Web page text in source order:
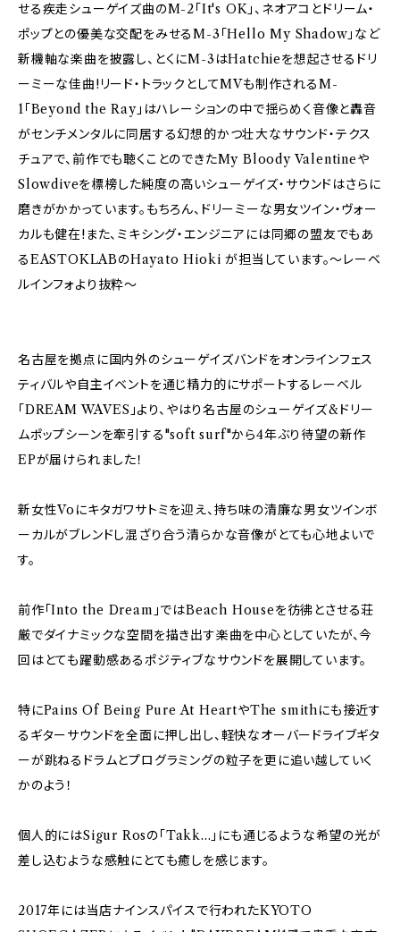
せる疾走シューゲイズ曲のM-2「It's OK」、ネオアコとドリーム・
ポップとの優美な交配をみせるM-3「Hello My Shadow」など
新機軸な楽曲を披露し、とくにM-3はHatchieを想起させるドリ
ーミーな佳曲!リード・トラックとしてMVも制作されるM-
1「Beyond the Ray」はハレーションの中で揺らめく音像と轟音
がセンチメンタルに同居する幻想的かつ壮大なサウンド・テクス
チュアで、前作でも聴くことのできたMy Bloody Valentineや
Slowdiveを標榜した純度の高いシューゲイズ・サウンドはさらに
磨きがかかっています。もちろん、ドリーミーな男女ツイン・ヴォー
カルも健在!また、ミキシング・エンジニアには同郷の盟友でもあ
るEASTOKLABのHayato Hioki が担当しています。～レーベ
ルインフォより抜粋～
名古屋を拠点に国内外のシューゲイズバンドをオンラインフェス
ティバルや自主イベントを通じ精力的にサポートするレーベル
「DREAM WAVES」より、やはり名古屋のシューゲイズ&ドリー
ムポップシーンを牽引する"soft surf"から4年ぶり待望の新作
EPが届けられました！
新女性Voにキタガワサトミを迎え、持ち味の清廉な男女ツインボ
ーカルがブレンドし混ざり合う清らかな音像がとても心地よいで
す。
前作「Into the Dream」ではBeach Houseを彷彿とさせる荘
厳でダイナミックな空間を描き出す楽曲を中心としていたが、今
回はとても躍動感あるポジティブなサウンドを展開しています。
特にPains Of Being Pure At HeartやThe smithにも接近す
るギターサウンドを全面に押し出し、軽快なオーバードライブギタ
ーが跳ねるドラムとプログラミングの粒子を更に追い越していく
かのよう！
個人的にはSigur Rosの「Takk...」にも通じるような希望の光が
差し込むような感触にとても癒しを感じます。
2017年には当店ナインスパイスで行われたKYOTO